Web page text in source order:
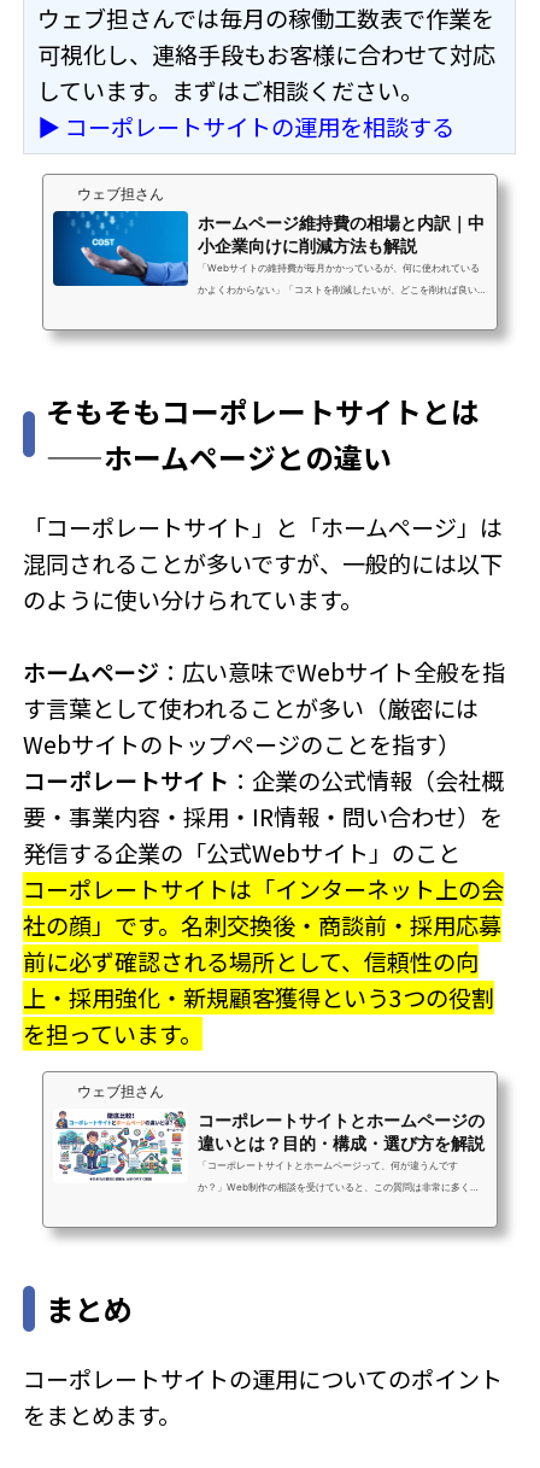
ウェブ担さんでは毎月の稼働工数表で作業を
可視化し、連絡手段もお客様に合わせて対応
しています。まずはご相談ください。
▶ コーポレートサイトの運用を相談する
ウェブ担さん
ホームページ維持費の相場と内訳｜中
小企業向けに削減方法も解説
「Webサイトの維持費が毎月かかっているが、何に使われている
かよくわからない」「コストを削減したいが、どこを削れば良い
か確認したい」社内にWeb担当者がいない中小企業の経営者・担
の内訳を把握していれば、無駄な支出を防ぎながら必要な投資に
集中できます。この記事では、ホームページ維持費の相場・内
訳・削減方法を中小企業向けにわかりや...
そもそもコーポレートサイトとは
——ホームページとの違い
「コーポレートサイト」と「ホームページ」は
混同されることが多いですが、一般的には以下
のように使い分けられています。
ホームページ ：広い意味でWebサイト全般を指
す言葉として使われることが多い（厳密には
Webサイトのトップページのことを指す）
コーポレートサイト ：企業の公式情報（会社概
要・事業内容・採用・IR情報・問い合わせ）を
発信する企業の「公式Webサイト」のこと
コーポレートサイトは「インターネット上の会
社の顔」です。名刺交換後・商談前・採用応募
前に必ず確認される場所として、信頼性の向
上・採用強化・新規顧客獲得という3つの役割
を担っています。
ウェブ担さん
コーポレートサイトとホームページの
違いとは？目的・構成・選び方を解説
「コーポレートサイトとホームページって、何が違うんです
か？」Web制作の相談を受けていると、この質問は非常に多く出
し「目的」「構成」「運用方針」は大きく異なります。そのた
まとめ
コーポレートサイトの運用についてのポイント
をまとめます。